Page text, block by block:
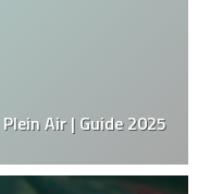
Air | Guide 2025